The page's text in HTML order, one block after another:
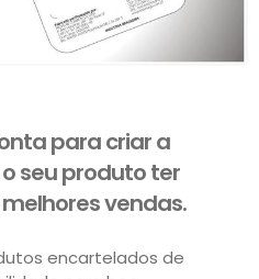
para criar a
seu produto ter
vendas.
encartelados de